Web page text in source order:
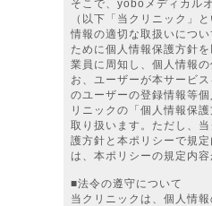
そこで、yoboメディカル
（以下「当クリニック」
情報の適切な取扱いにつ
ために個人情報保護方針
業員に周知し、個人情報
お、ユーザーが本サービ
のユーザーの登録情報等
リニックの「個人情報保
取り扱います。ただし、
護方針と本ポリシーで規
は、本ポリシーの規定内容
■法令の遵守について
当クリニックは、個人情